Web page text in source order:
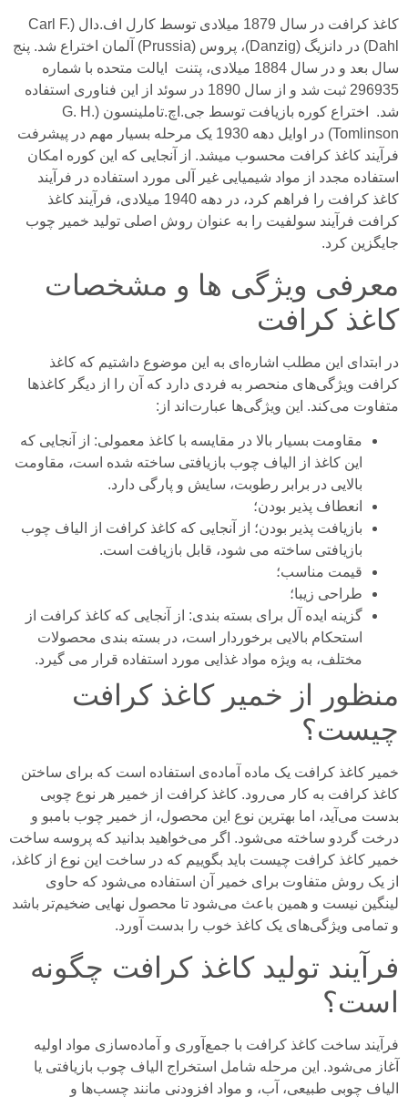
کاغذ کرافت در سال 1879 میلادی توسط کارل اف.دال (Carl F.
Dahl) در دانزیگ (Danzig)، پروس (Prussia) آلمان اختراع شد. پنج
سال بعد و در سال 1884 میلادی، پتنت ایالت متحده با شماره
296935 ثبت شد و از سال 1890 در سوئد از این فناوری استفاده
شد. اختراع کوره بازیافت توسط جی.اچ.تاملینسون (G. H.
Tomlinson) در اوایل دهه 1930 یک مرحله بسیار مهم در پیشرفت
فرآیند کاغذ کرافت محسوب میشد. از آنجایی که این کوره امکان
استفاده مجدد از مواد شیمیایی غیر آلی مورد استفاده در فرآیند
کاغذ کرافت را فراهم کرد، در دهه 1940 میلادی، فرآیند کاغذ
کرافت فرآیند سولفیت را به عنوان روش اصلی تولید خمیر چوب
جایگزین کرد.
معرفی ویژگی ها و مشخصات
کاغذ کرافت
در ابتدای این مطلب اشاره‌ای به این موضوع داشتیم که کاغذ
کرافت ویژگی‌های منحصر به فردی دارد که آن را از دیگر کاغذ‌ها
متفاوت می‌کند. این ویژگی‌ها عبارت‌اند از:
مقاومت بسیار بالا در مقایسه با کاغذ معمولی: از آنجایی که
این کاغذ از الیاف چوب بازیافتی ساخته شده است، مقاومت
بالایی در برابر رطوبت، سایش و پارگی دارد.
انعطاف پذیر بودن؛
بازیافت پذیر بودن؛ از آنجایی که کاغذ کرافت از الیاف چوب
بازیافتی ساخته می شود، قابل بازیافت است.
قیمت مناسب؛
طراحی زیبا؛
گزینه ایده آل برای بسته بندی: از آنجایی که کاغذ کرافت از
استحکام بالایی برخوردار است، در بسته بندی محصولات
مختلف، به ویژه مواد غذایی مورد استفاده قرار می گیرد.
منظور از خمیر کاغذ کرافت
چیست؟
خمیر کاغذ کرافت یک ماده آماده‌ی استفاده است که برای ساختن
کاغذ کرافت به کار می‌رود. کاغذ کرافت از خمیر هر نوع چوبی
بدست می‌آید، اما بهترین نوع این محصول، از خمیر چوب بامبو و
درخت گردو ساخته می‌شود. اگر می‌خواهید بدانید که پروسه ساخت
خمیر کاغذ کرافت چیست باید بگوییم که در ساخت این نوع از کاغذ،
از یک روش متفاوت برای خمیر آن استفاده می‌شود که حاوی
لینگین نیست و همین باعث می‌شود تا محصول نهایی ضخیم‌تر باشد
و تمامی ویژگی‌های یک کاغذ خوب را بدست آورد.
فرآیند تولید کاغذ کرافت چگونه
است؟
فرآیند ساخت کاغذ کرافت با جمع‌آوری و آماده‌سازی مواد اولیه
آغاز می‌شود. این مرحله شامل استخراج الیاف چوب بازیافتی یا
الیاف چوبی طبیعی، آب، و مواد افزودنی مانند چسب‌ها و